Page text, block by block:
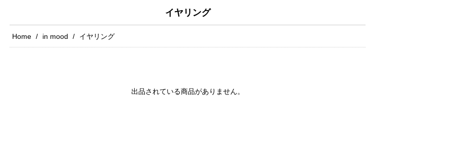
イヤリング
Home in mood イヤリング
出品されている商品がありません。